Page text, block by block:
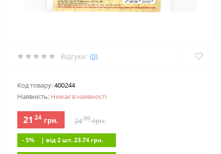
Відгуки: (0)
Код товару:400244
Наявність: Немає в наявностi
21 24 грн. 2499грн.
- 5% | вiд 2 шт. 23.74 грн.